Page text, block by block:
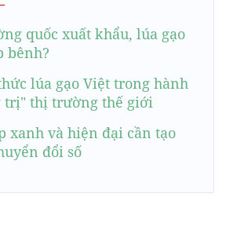
quốc xuất khẩu, lúa gạo
bênh?
lúa gạo Việt trong hành
thị trường thế giới
xanh và hiện đại cần tạo
đổi số